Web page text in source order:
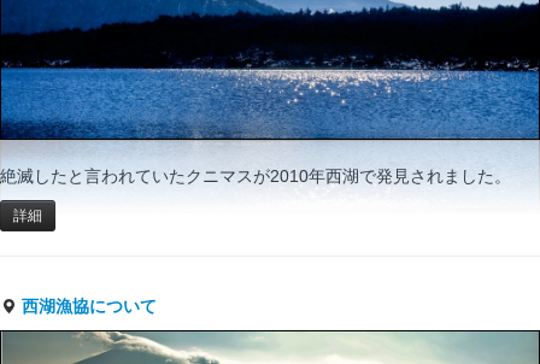
絶滅したと言われていたクニマスが2010年西湖で発見されました。
詳細
西湖漁協について